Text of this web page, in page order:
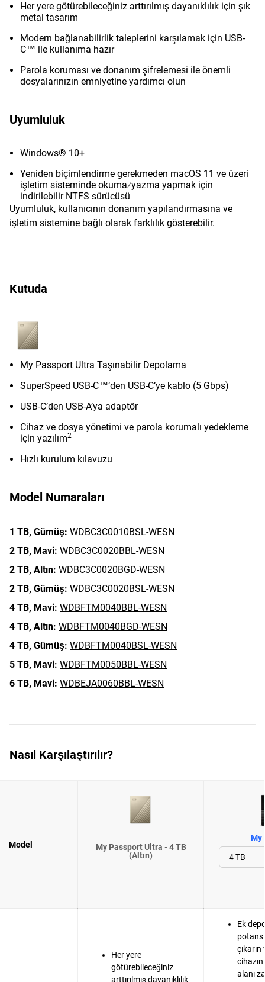
Her yere götürebileceğiniz arttırılmış dayanıklılık için şık
metal tasarım
Modern bağlanabilirlik taleplerini karşılamak için USB-
C™ ile kullanıma hazır
Parola koruması ve donanım şifrelemesi ile önemli
dosyalarınızın emniyetine yardımcı olun
Uyumluluk
Windows® 10+
Yeniden biçimlendirme gerekmeden macOS 11 ve üzeri
işletim sisteminde okuma⁄yazma yapmak için
indirilebilir NTFS sürücüsü
Uyumluluk, kullanıcının donanım yapılandırmasına ve
işletim sistemine bağlı olarak farklılık gösterebilir.
Kutuda
My Passport Ultra Taşınabilir Depolama
SuperSpeed USB-C™‘den USB-C’ye kablo (5 Gbps)
USB-C’den USB-A’ya adaptör
Cihaz ve dosya yönetimi ve parola korumalı yedekleme
için yazılım2
Hızlı kurulum kılavuzu
Model Numaraları
1 TB, Gümüş: WDBC3C0010BSL-WESN
2 TB, Mavi: WDBC3C0020BBL-WESN
2 TB, Altın: WDBC3C0020BGD-WESN
2 TB, Gümüş: WDBC3C0020BSL-WESN
4 TB, Mavi: WDBFTM0040BBL-WESN
4 TB, Altın: WDBFTM0040BGD-WESN
4 TB, Gümüş: WDBFTM0040BSL-WESN
5 TB, Mavi: WDBFTM0050BBL-WESN
6 TB, Mavi: WDBEJA0060BBL-WESN
Nasıl Karşılaştırılır?
Model
My Passport Ultra - 4 TB
(Altın)
My
Her yere
götürebileceğiniz
arttırılmış dayanıklılık
Ek
çıkarın
alanı